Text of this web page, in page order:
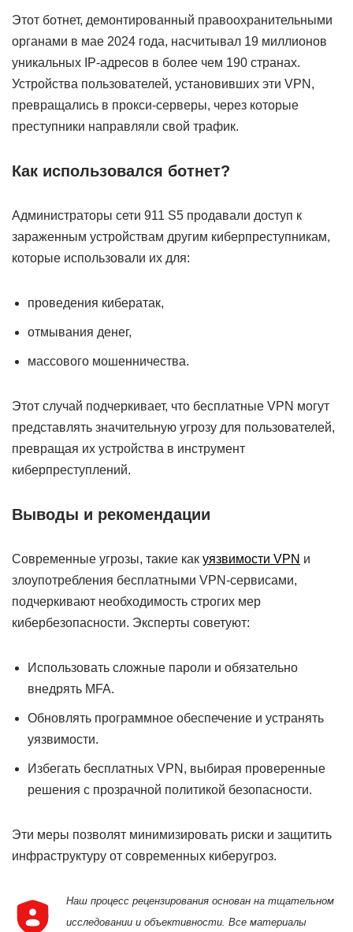
Этот ботнет, демонтированный правоохранительными
органами в мае 2024 года, насчитывал 19 миллионов
уникальных IP-адресов в более чем 190 странах.
Устройства пользователей, установивших эти VPN,
превращались в прокси-серверы, через которые
преступники направляли свой трафик.
Как использовался ботнет?
Администраторы сети 911 S5 продавали доступ к
зараженным устройствам другим киберпреступникам,
которые использовали их для:
проведения кибератак,
отмывания денег,
массового мошенничества.
Этот случай подчеркивает, что бесплатные VPN могут
представлять значительную угрозу для пользователей,
превращая их устройства в инструмент
киберпреступлений.
Выводы и рекомендации
Современные угрозы, такие как уязвимости VPN и
злоупотребления бесплатными VPN-сервисами,
подчеркивают необходимость строгих мер
кибербезопасности. Эксперты советуют:
Использовать сложные пароли и обязательно
внедрять MFA.
Обновлять программное обеспечение и устранять
уязвимости.
Избегать бесплатных VPN, выбирая проверенные
решения с прозрачной политикой безопасности.
Эти меры позволят минимизировать риски и защитить
инфраструктуру от современных киберугроз.
Наш процесс рецензирования основан на тщательном
исследовании и объективности. Все материалы